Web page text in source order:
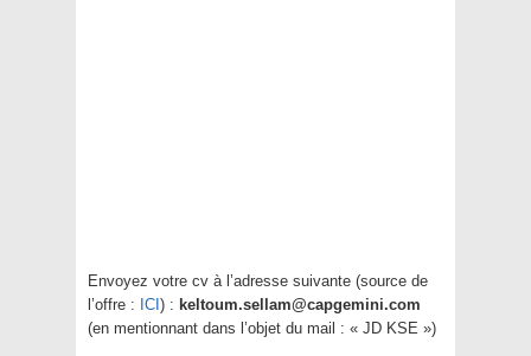
Envoyez votre cv à l’adresse suivante (source de
l’offre : ICI ) : keltoum.sellam@capgemini.com
(en mentionnant dans l’objet du mail : « JD KSE »)